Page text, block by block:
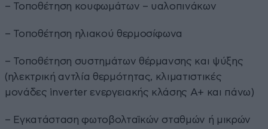
– Τοποθέτηση κουφωμάτων – υαλοπινάκων
– Τοποθέτηση ηλιακού θερμοσίφωνα
– Τοποθέτηση συστημάτων θέρμανσης και ψύξης
(ηλεκτρική αντλία θερμότητας, κλιματιστικές
μονάδες inverter ενεργειακής κλάσης Α+ και πάνω)
– Εγκατάσταση φωτοβολταϊκών σταθμών ή μικρών